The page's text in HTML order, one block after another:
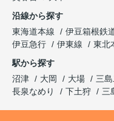
沿線から探す
東海道本線
伊豆箱根鉄
伊豆急行
伊東線 東北
駅から探す
沼津
大岡 大場 三
長泉なめり
下土狩 三